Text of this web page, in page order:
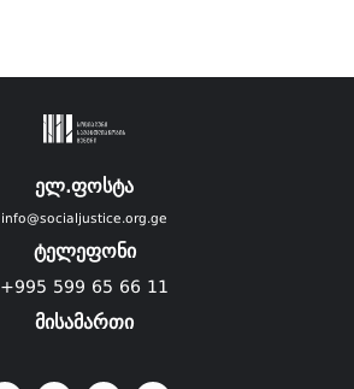
ელ.ფოსტა
info@socialjustice.org.ge
ტელეფონი
+995 599 65 66 11
მისამართი